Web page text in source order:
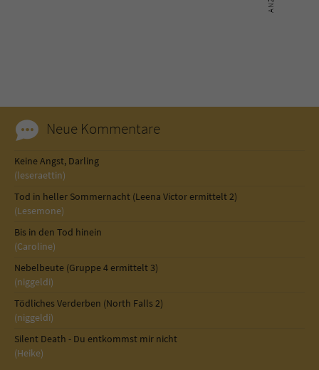
Neue Kommentare
Keine Angst, Darling
(leseraettin)
Tod in heller Sommernacht (Leena Victor ermittelt 2)
(Lesemone)
Bis in den Tod hinein
(Caroline)
Nebelbeute (Gruppe 4 ermittelt 3)
(niggeldi)
Tödliches Verderben (North Falls 2)
(niggeldi)
Silent Death - Du entkommst mir nicht
(Heike)